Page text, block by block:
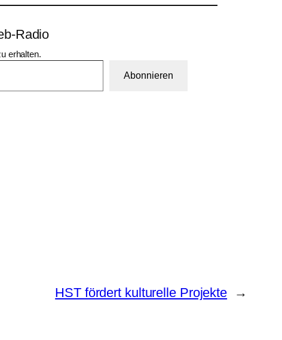
Radio
erhalten.
Abonnieren
HST fördert kulturelle Projekte →